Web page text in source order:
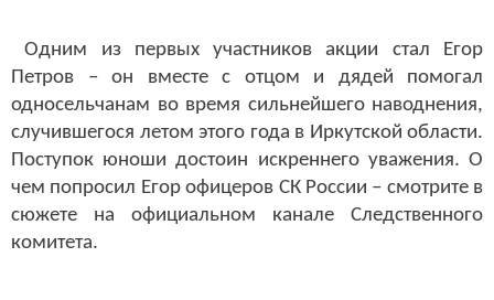
Одним из первых участников акции стал Егор
Петров – он вместе с отцом и дядей помогал
односельчанам во время сильнейшего наводнения,
случившегося летом этого года в Иркутской области.
Поступок юноши достоин искреннего уважения. О
чем попросил Егор офицеров СК России – смотрите в
сюжете на официальном канале Следственного
комитета.